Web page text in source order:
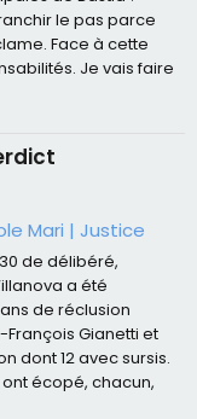
le pas parce
Face à cette
Je vais faire
Mari |Justice
de délibéré,
a été
de réclusion
Gianetti et
dont 12 avec sursis.
écopé, chacun,